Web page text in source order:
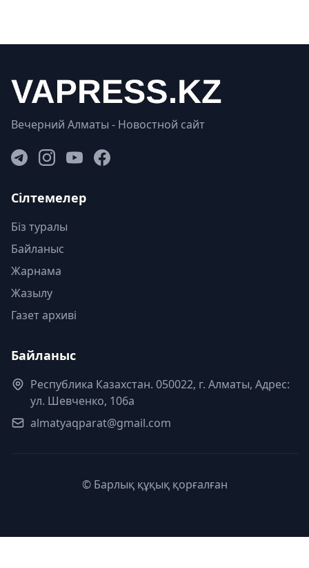
Вечерний Алматы - Новостной сайт
Сілтемелер
Біз туралы
Байланыс
Жарнама
Жазылу
Газет архиві
Байланыс
Республика Казахстан. 050022, г. Алматы, Адрес:
ул. Шевченко, 106а
almatyaqparat@gmail.com
© Барлық құқық қорғалған